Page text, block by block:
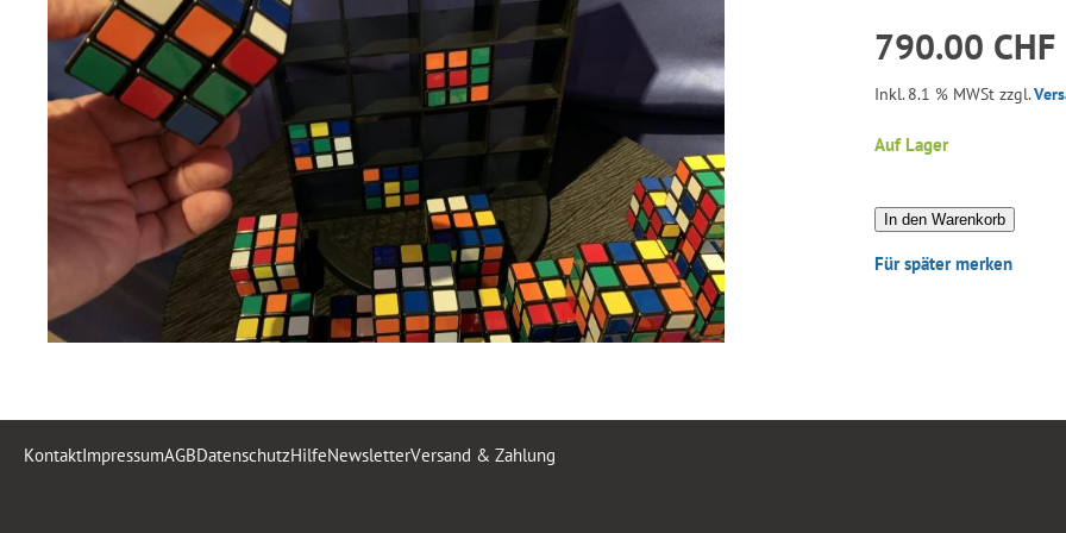
790.00 CHF
Inkl. 8.1 % MWSt zzgl.
Auf Lager
In den Warenkorb
Für später merken
KontaktImpressumAGBDatenschutzHilfeNewsletterVersand & Zahlung